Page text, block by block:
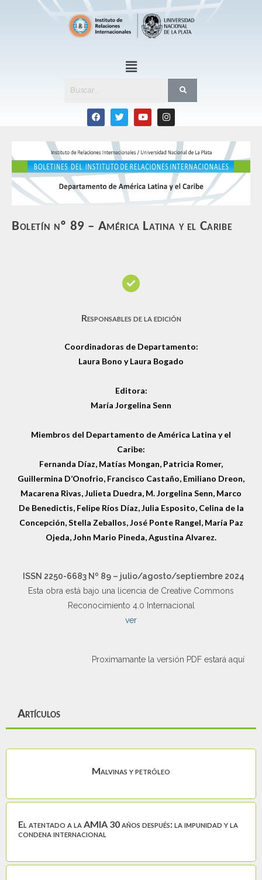
Boletín nº 89 – América Latina y el Caribe
Responsables de la edición
Coordinadoras de Departamento:
Laura Bono yLaura Bogado
Editora:
María Jorgelina Senn
Miembros del Departamento de América Latina y el
Caribe:
Fernanda Díaz, Matías Mongan, Patricia Romer,
Guillermina D’Onofrio, Francisco Castaño, Emiliano Dreon,
Macarena Rivas, Julieta Duedra, M. Jorgelina Senn, Marco
De Benedictis, Felipe Ríos Díaz, Julia Esposito, Celina de la
Concepción, Stella Zeballos, José Ponte Rangel, María Paz
Ojeda, John Mario Pineda, Agustina Alvarez.
ISSN 2250-6683 N o 89 – julio/agosto/septiembre 2024
Esta obra está bajo una licencia de Creative Commons
Reconocimiento 4.0 Internacional
ver
Proximamante la versión PDF estará aquí
Artículos
Malvinas y petróleo
El atentado a la AMIA 30 años después: la impunidad y la
condena internacional